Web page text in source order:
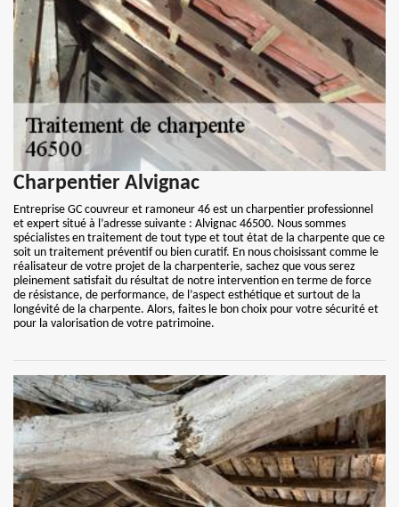
Charpentier Alvignac
Entreprise GC couvreur et ramoneur 46 est un charpentier professionnel
et expert situé à l’adresse suivante : Alvignac 46500. Nous sommes
spécialistes en traitement de tout type et tout état de la charpente que ce
soit un traitement préventif ou bien curatif. En nous choisissant comme le
réalisateur de votre projet de la charpenterie, sachez que vous serez
pleinement satisfait du résultat de notre intervention en terme de force
de résistance, de performance, de l’aspect esthétique et surtout de la
longévité de la charpente. Alors, faites le bon choix pour votre sécurité et
pour la valorisation de votre patrimoine.